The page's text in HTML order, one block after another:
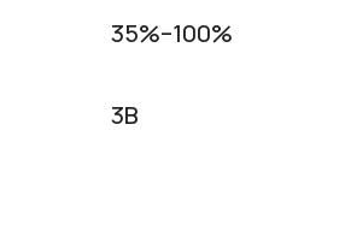
35%–100%
3B